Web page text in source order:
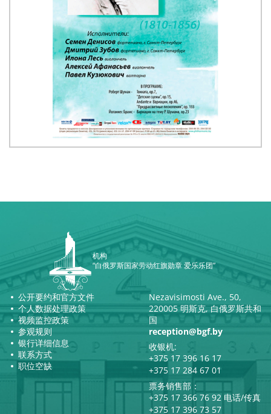
机构
“白俄罗斯国家劳动红旗勋章 爱乐乐团”
公开要约和官方文件
个人数据处理政策
视频监控政策
参观规则
银行详细信息
联系方式
职位空缺
Nezavisimosti Ave., 50,
220005 明斯克, 白俄罗斯共和
国
reception@bgf.by
收银机:
+375 17 396 16 17
+375 17 284 67 01
票务销售部：
+375 17 366 76 92 电话/传真
+375 17 396 73 57